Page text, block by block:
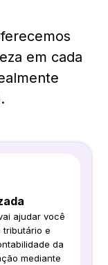
em cada
ajudar você
tributário e
da
mediante